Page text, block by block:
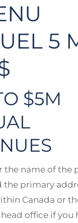
5
$5M
the name of the
the primary
Canada or
office if you